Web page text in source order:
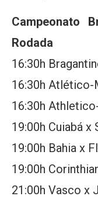
Campeonato
Rodada
16:30h
16:30h Atlético-
16:30h
19:00h Cuiabá x
19:00h Bahia x
19:00h
21:00h Vasco x